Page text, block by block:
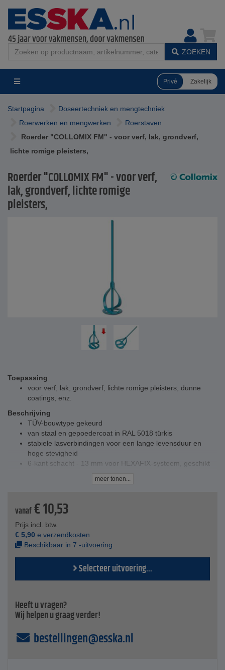
ZOEKEN
Privé Zakelijk
Startpagina
Doseertechniek en mengtechniek
Roerwerken en mengwerken
Roerstaven
Roerder "COLLOMIX FM" - voor verf, lak, grondverf,
lichte romige pleisters,
Roerder "COLLOMIX FM" - voor verf,
lak, grondverf, lichte romige
pleisters,
Toepassing
voor verf, lak, grondverf, lichte romige pleisters, dunne
coatings, enz.
Beschrijving
TÜV-bouwtype gekeurd
van staal en gepoedercoat in RAL 5018 türkis
stabiele lasverbindingen voor een lange levensduur en
hoge stevigheid
6-kant schacht - 13 mm voor HEXAFIX-systeem, geschikt
machines met HEXAFIX-adapter
krachtige aansluiting op de handroerwerken
rechte aanslag en veilige rondloop voorkomen vastlopen
van de schroefdraad
gesloten beschermring zorgt voor een soepele en veilige
werking
Technische specificaties
Lengte - 400 mm / 590 mm
meer tonen...
vanaf €10,53
Prijs incl. btw.
€ 5,90 e verzendkosten
Beschikbaar in 7 -uitvoering
Selecteer uitvoering...
Heeft u vragen?
Wij helpen u graag verder!
bestellingen@esska.nl